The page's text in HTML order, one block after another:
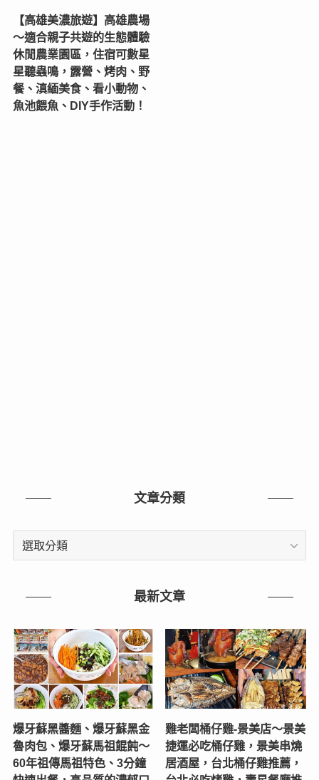
【高雄美濃旅遊】高雄農場
〜適合親子共遊的生態體驗
休閒農業園區，住宿可數星
星聽蟲鳴，露營、烤肉、野
餐、滇緬美食、看小動物、
魚池餵魚、DIY手作活動！
文章分類
文
最新文章
爆牙蘇黑醬麵、爆牙蘇黑金
魯肉包、爆牙蘇馬祖餛飩～
60年祖傳馬祖特色、3分鐘
雞老闆桶仔雞-景美店〜景美
捷運必吃桶仔雞，景美串燒
居酒屋，台北桶仔雞推薦，